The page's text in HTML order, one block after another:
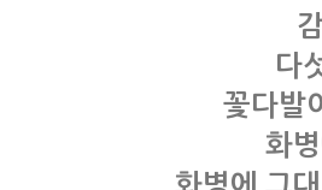
다
꽃다발
화